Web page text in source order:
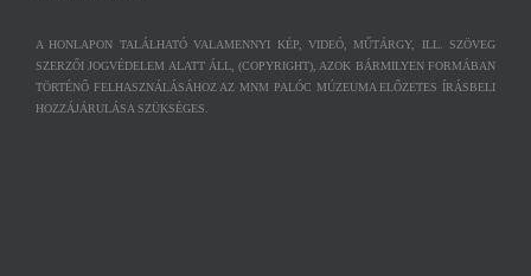
A HONLAPON TALÁLHATÓ VALAMENNYI KÉP, VIDEÓ, MŰTÁRGY, ILL. SZÖVEG
SZERZŐI JOGVÉDELEM ALATT ÁLL, (COPYRIGHT), AZOK BÁRMILYEN FORMÁBAN
TÖRTÉNŐ FELHASZNÁLÁSÁHOZ AZ MNM PALÓC MÚZEUMA ELŐZETES ÍRÁSBELI
HOZZÁJÁRULÁSA SZÜKSÉGES.